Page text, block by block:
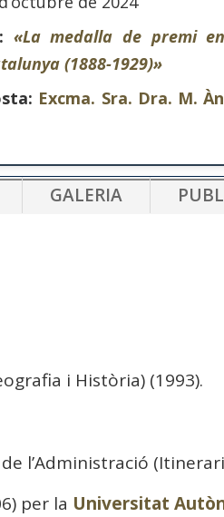
«La medalla de premi
(1888-1929)»
Excma. Sra. Dra. M.
GALERIA
i Història) (1993).
l’Administració
per la Universitat